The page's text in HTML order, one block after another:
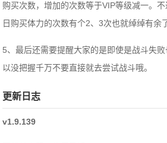
购买次数，增加的次数等于VIP等级减一。
日购买体力的次数有个2、3次也就绰绰有余
5、最后还需要提醒大家的是即使是战斗失
以没把握千万不要直接就去尝试战斗哦。
更新日志
v1.9.139